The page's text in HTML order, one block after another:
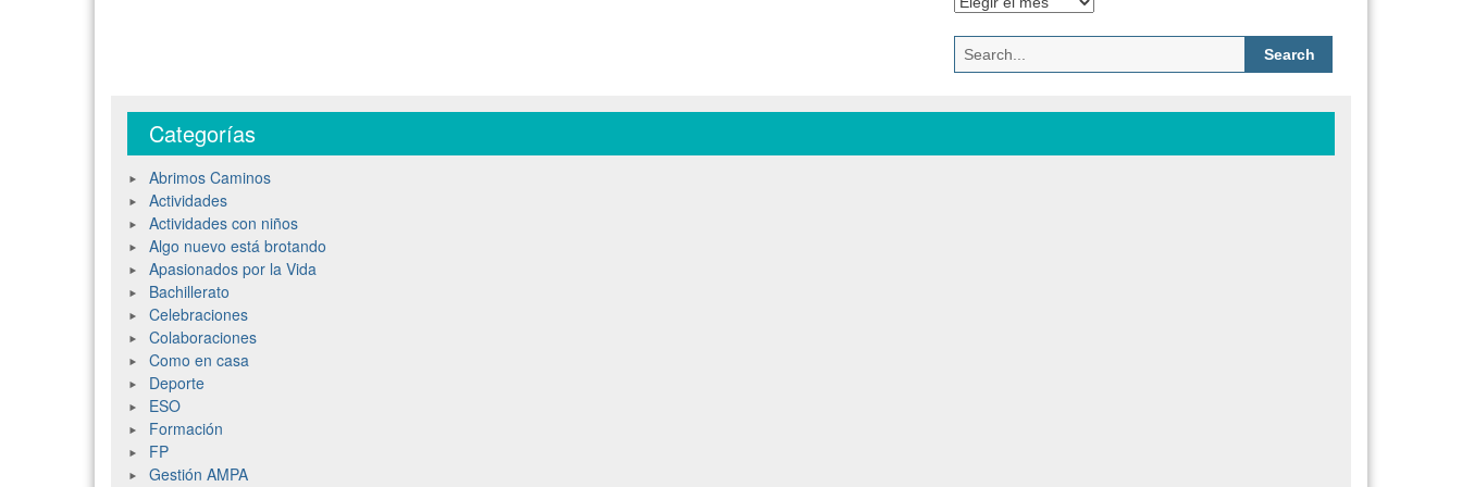
Categorías
Abrimos Caminos
Actividades
Actividades con niños
Algo nuevo está brotando
Apasionados por la Vida
Bachillerato
Celebraciones
Colaboraciones
Como en casa
Deporte
ESO
Formación
FP
Gestión AMPA